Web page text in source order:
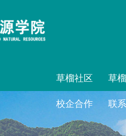
草榴社区 草
校企合作 联